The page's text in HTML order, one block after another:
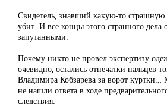
Свидетель, знавший какую-то страшную
убит. И все концы этого странного дела
запутанными.
Почему никто не провел экспертизу
очевидно, остались отпечатки пальцев
Владимира Кобзарева за ворот
не нашли ответа в ходе
следствия.